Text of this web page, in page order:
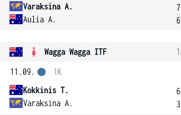
Varaksina A.
Aulia A.
7
6
Wagga Wagga ITF 1
11.09.
Kokkinis T.
Varaksina A.
1K
6
3